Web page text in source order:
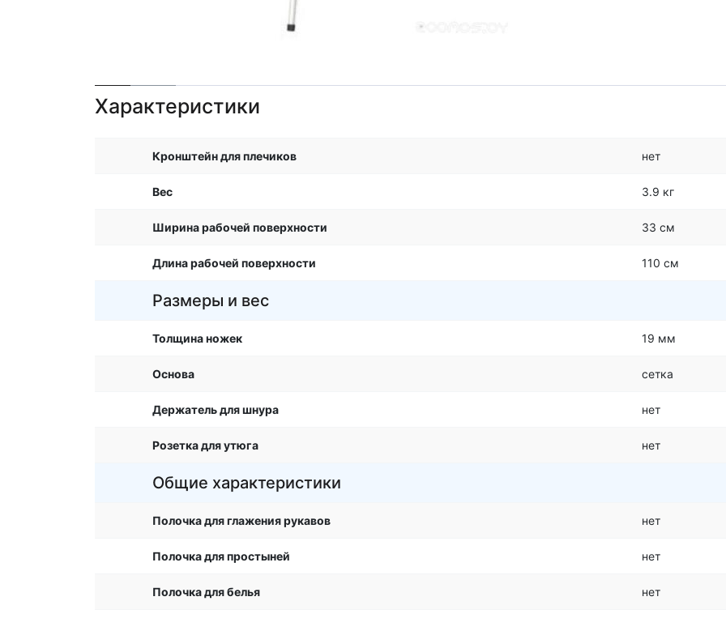
Характеристики
Кронштейн для плечиков нет
Вес 3.9 кг
Ширина рабочей поверхности 33 см
Длина рабочей поверхности 110 см
Размеры и вес
Толщина ножек 19 мм
Основа сетка
Держатель для шнура нет
Розетка для утюга нет
Общие характеристики
Полочка для глажения рукавов нет
Полочка для простыней нет
Полочка для белья нет